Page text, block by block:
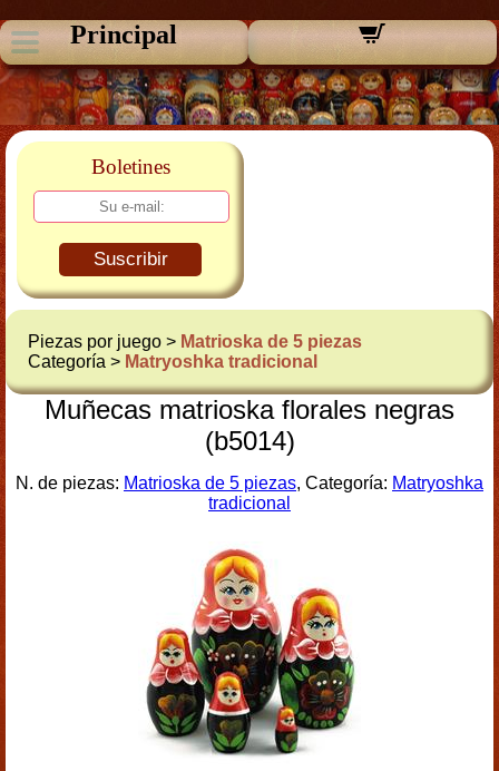
Principal
Boletines
Suscribir
Piezas por juego > Matrioska de 5 piezas
Categoría > Matryoshka tradicional
Muñecas matrioska florales negras
(b5014)
N. de piezas: Matrioska de 5 piezas, Categoría: Matryoshka
tradicional